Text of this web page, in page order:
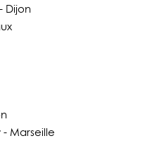
- Dijon
- Marseille